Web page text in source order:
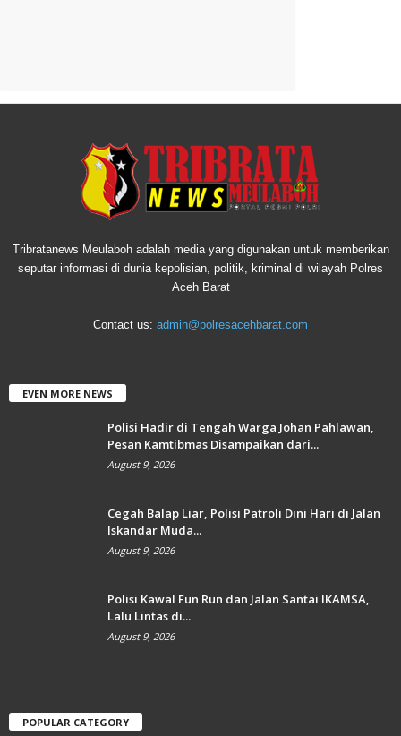
Tribratanews Meulaboh adalah media yang digunakan untuk memberikan
seputar informasi di dunia kepolisian, politik, kriminal di wilayah Polres
Aceh Barat
Contact us: admin@polresacehbarat.com
EVEN MORE NEWS
Polisi Hadir di Tengah Warga Johan Pahlawan,
Pesan Kamtibmas Disampaikan dari...
August 9, 2026
Cegah Balap Liar, Polisi Patroli Dini Hari di Jalan
Iskandar Muda...
August 9, 2026
Polisi Kawal Fun Run dan Jalan Santai IKAMSA,
Lalu Lintas di...
August 9, 2026
POPULAR CATEGORY